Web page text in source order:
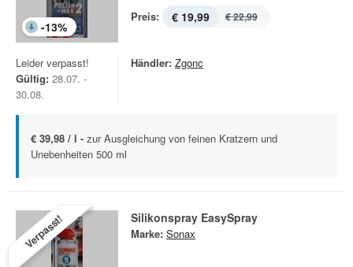
-13%
Preis: € 19,99 € 22,99
Leider verpasst!
Gültig: 28.07. -
30.08.
Händler: Zgonc
€ 39,98 / l - zur Ausgleichung von feinen Kratzern und
Unebenheiten 500 ml
Verpasst! Silikonspray EasySpray
Marke: Sonax